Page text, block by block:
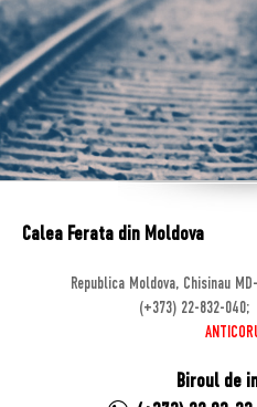
Calea Ferata din Moldova
Republica Moldova, Chisinau
(+373) 22-832-040;
Biroul de